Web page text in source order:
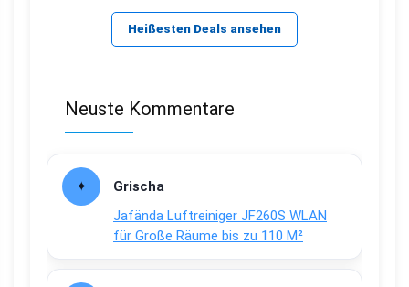
Heißesten Deals ansehen
Neuste Kommentare
Grischa
Jafända Luftreiniger JF260S WLAN
für Große Räume bis zu 110 M²